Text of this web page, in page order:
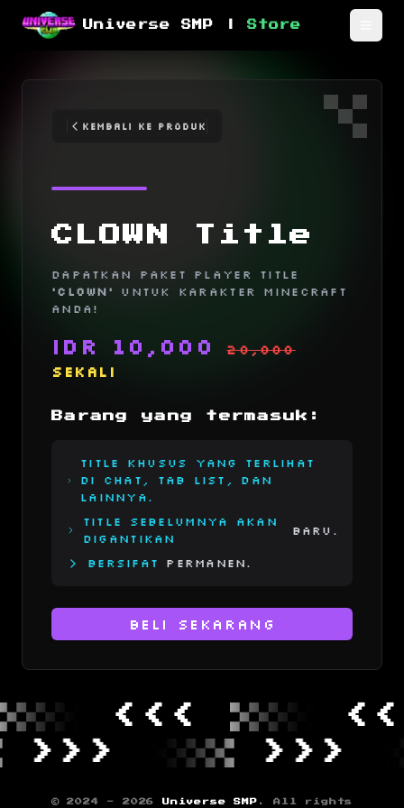
Universe SMP | Store
Kembali ke Produk
CLOWN Title
Dapatkan Paket player title
'Clown'
untuk karakter Minecraft
Anda!
IDR 10,000 20,000
sekali
Barang yang termasuk:
Title khusus yang terlihat
di chat, tab list, dan
lainnya.
Title sebelumnya akan
digantikan
Baru.
Bersifat Permanen.
Beli Sekarang
<<<
<<<
>>>
>>>
© 2024 - 2026 Universe SMP . All rights